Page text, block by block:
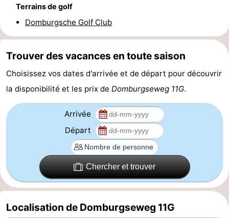
Stationnement
Adresses
Médicales
Région
Zeeland
Schouwen-
Renesse
-
Bruinisse
-
Zierikzee
-
Nature
-
Terrains de golf
Domburgsche Golf Club
Trouver des vacances en toute saison
Choisissez vos dates d'arrivée et de départ pour découvrir
la disponibilité et les prix de Domburgseweg 11G.
Arrivée
Départ
Chercher et trouver
Localisation de Domburgseweg 11G